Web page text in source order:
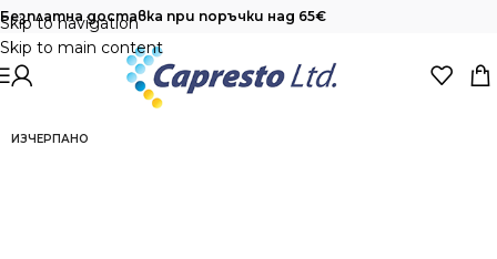
Skip to navigation
Skip to main content
Безплатна доставка при поръчки над 65€
ИЗЧЕРПАНО